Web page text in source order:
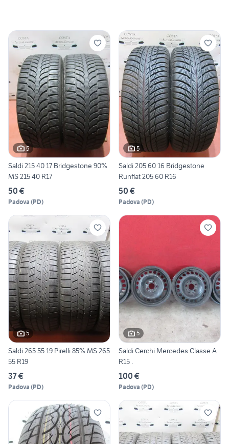
5
Saldi 215 40 17 Bridgestone 90%
MS 215 40 R17
50 €
Padova (PD)
5
Saldi 205 60 16 Bridgestone
Runflat 205 60 R16
50 €
Padova (PD)
5
Saldi 265 55 19 Pirelli 85% MS 265
55 R19
37 €
Padova (PD)
5
Saldi Cerchi Mercedes Classe A
R15 .
100 €
Padova (PD)